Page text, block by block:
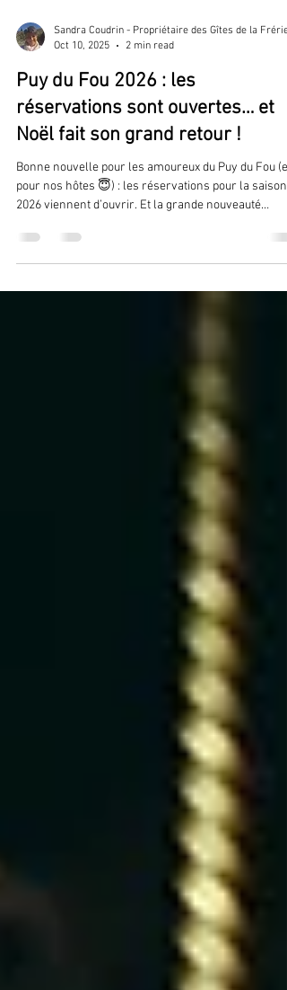
Sandra Coudrin - Propriétaire des Gîtes de la Frérie
Oct 10, 2025
2 min read
Puy du Fou 2026 : les
réservations sont ouvertes… et
Noël fait son grand retour !
Bonne nouvelle pour les amoureux du Puy du Fou (et
pour nos hôtes 😇) : les réservations pour la saison
2026 viennent d’ouvrir. Et la grande nouveauté
exceptionnelle pour les fêtes de Noël 2026, après
plusieurs hivers de fermeture.